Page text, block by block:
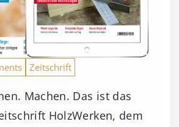
Zeitschrift
Machen. Das ist das
HolzWerken, dem